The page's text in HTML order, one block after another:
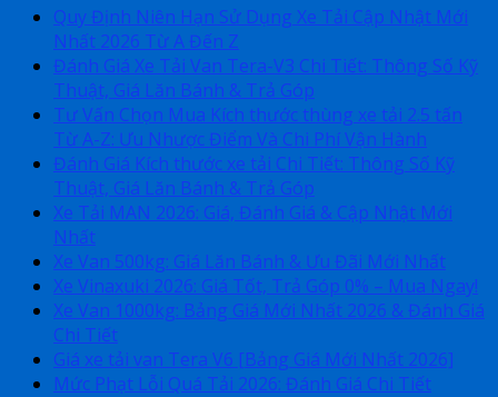
Quy Định Niên Hạn Sử Dụng Xe Tải Cập Nhật Mới
Nhất 2026 Từ A Đến Z
Đánh Giá Xe Tải Van Tera-V3 Chi Tiết: Thông Số Kỹ
Thuật, Giá Lăn Bánh & Trả Góp
Tư Vấn Chọn Mua Kích thước thùng xe tải 2.5 tấn
Từ A-Z: Ưu Nhược Điểm Và Chi Phí Vận Hành
Đánh Giá Kích thước xe tải Chi Tiết: Thông Số Kỹ
Thuật, Giá Lăn Bánh & Trả Góp
Xe Tải MAN 2026: Giá, Đánh Giá & Cập Nhật Mới
Nhất
Xe Van 500kg: Giá Lăn Bánh & Ưu Đãi Mới Nhất
Xe Vinaxuki 2026: Giá Tốt, Trả Góp 0% – Mua Ngay!
Xe Van 1000kg: Bảng Giá Mới Nhất 2026 & Đánh Giá
Chi Tiết
Giá xe tải van Tera V6 [Bảng Giá Mới Nhất 2026]
Mức Phạt Lỗi Quá Tải 2026: Đánh Giá Chi Tiết